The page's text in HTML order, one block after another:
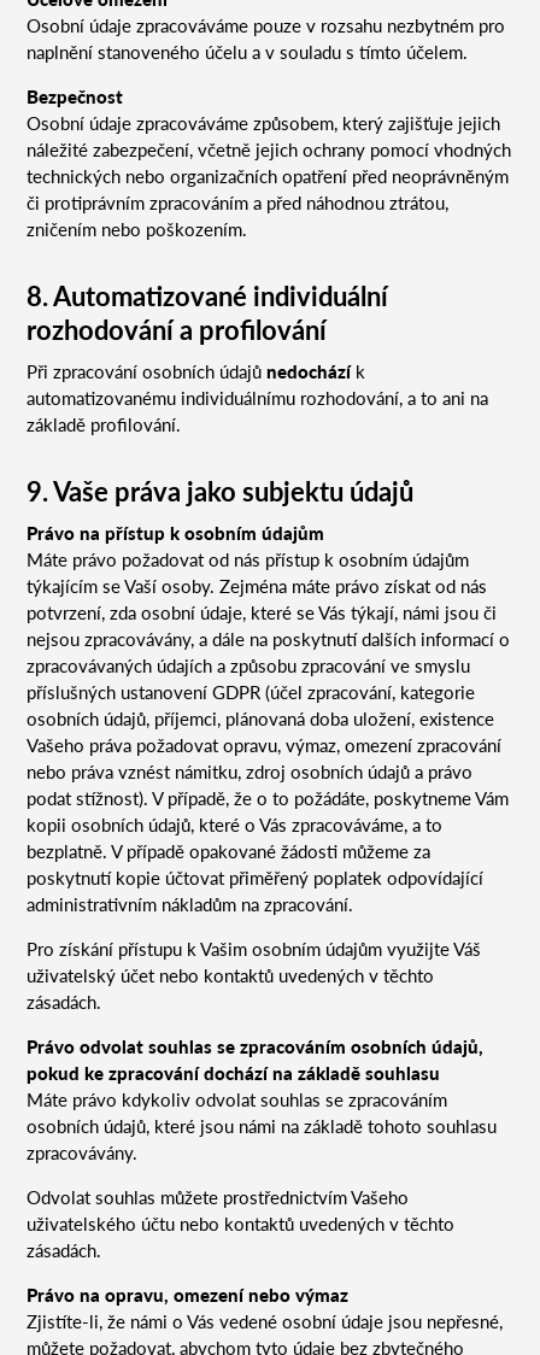
Osobní údaje zpracováváme pouze v rozsahu nezbytném pro
naplnění stanoveného účelu a v souladu s tímto účelem.
Bezpečnost
Osobní údaje zpracováváme způsobem, který zajišťuje jejich
náležité zabezpečení, včetně jejich ochrany pomocí vhodných
technických nebo organizačních opatření před neoprávněným
či protiprávním zpracováním a před náhodnou ztrátou,
zničením nebo poškozením.
8. Automatizované individuální
rozhodování a profilování
Při zpracování osobních údajůnedocházík
automatizovanému individuálnímu rozhodování, a to ani na
základě profilování.
9. Vaše práva jako subjektu údajů
Právo na přístup k osobním údajům
Máte právo požadovat od nás přístup k osobním údajům
týkajícím se Vaší osoby. Zejména máte právo získat od nás
potvrzení, zda osobní údaje, které se Vás týkají, námi jsou či
nejsou zpracovávány, a dále na poskytnutí dalších informací o
zpracovávaných údajích a způsobu zpracování ve smyslu
příslušných ustanovení GDPR (účel zpracování, kategorie
osobních údajů, příjemci, plánovaná doba uložení, existence
Vašeho práva požadovat opravu, výmaz, omezení zpracování
nebo práva vznést námitku, zdroj osobních údajů a právo
podat stížnost). V případě, že o to požádáte, poskytneme Vám
kopii osobních údajů, které o Vás zpracováváme, a to
bezplatně. V případě opakované žádosti můžeme za
poskytnutí kopie účtovat přiměřený poplatek odpovídající
administrativním nákladům na zpracování.
Pro získání přístupu k Vašim osobním údajům využijte Váš
uživatelský účet nebo kontaktů uvedených v těchto
zásadách.
Právo odvolat souhlas se zpracováním osobních údajů,
pokud ke zpracování dochází na základě souhlasu
Máte právo kdykoliv odvolat souhlas se zpracováním
osobních údajů, které jsou námi na základě tohoto souhlasu
zpracovávány.
Odvolat souhlas můžete prostřednictvím Vašeho
uživatelského účtu nebo kontaktů uvedených v těchto
zásadách.
Právo na opravu, omezení nebo výmaz
Zjistíte-li, že námi o Vás vedené osobní údaje jsou nepřesné,
můžete požadovat, abychom tyto údaje bez zbytečného